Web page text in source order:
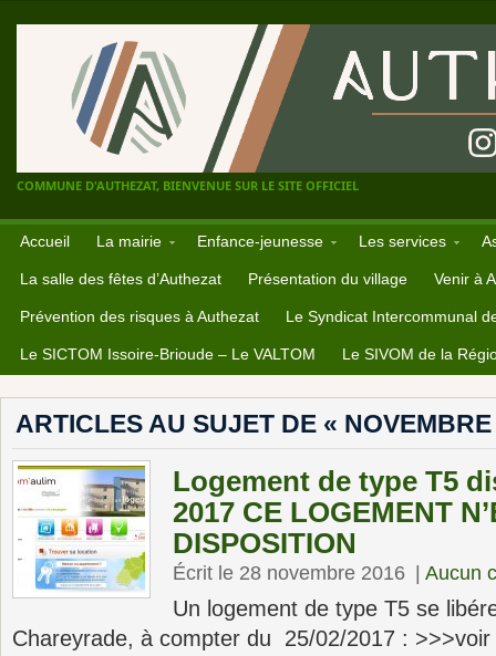
COMMUNE D'AUTHEZAT, BIENVENUE SUR LE SITE OFFICIEL
Accueil La mairie Enfance-jeunesse Les services
La salle des fêtes d’Authezat Présentation du village Venir à
Prévention des risques à Authezat Le Syndicat Intercommunal
Le SICTOM Issoire-Brioude – Le VALTOM Le SIVOM de la
ARTICLES AU SUJET DE «
Logement de type T5
2017 CE LOGEMENT
DISPOSITION
Écrit le 28 novembre 2016 Aucun
Un logement de type T5 se
Chareyrade, à compter du 25/02/2017 :